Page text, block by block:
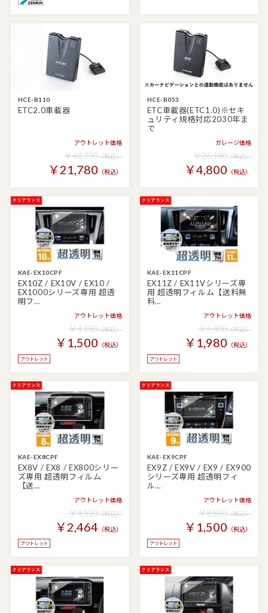
HCE-B110
ETC2.0車載器
アウトレット価格
￥42,790（税込）
￥21,780 （税込）
HCE-B053
ETC車載器(ETC1.0)※セキ
ュリティ規格対応2030年ま
で
ガレージ価格
￥26,180（税込）
￥4,800 （税込）
KAE-EX10CPF
EX10Z / EX10V / EX10 /
EX1000シリーズ専用 超透
明フ…
アウトレット価格
￥4,180（税込）
￥1,500 （税込）
KAE-EX11CPF
EX11Z / EX11Vシリーズ専
用 超透明フィルム【送料無
料…
アウトレット価格
￥4,400（税込）
￥1,980 （税込）
KAE-EX8CPF
EX8V / EX8 / EX800シリー
ズ専用 超透明フィルム
【送…
アウトレット価格
￥3,520（税込）
￥2,464 （税込）
KAE-EX9CPF
EX9Z / EX9V / EX9 / EX900
シリーズ専用 超透明フィ
ル…
アウトレット価格
￥3,850（税込）
￥1,500 （税込）